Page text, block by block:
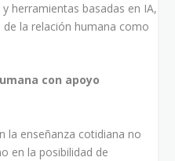
herramientas basadas en IA,
la relación humana como
con apoyo
la enseñanza cotidiana no
en la posibilidad de